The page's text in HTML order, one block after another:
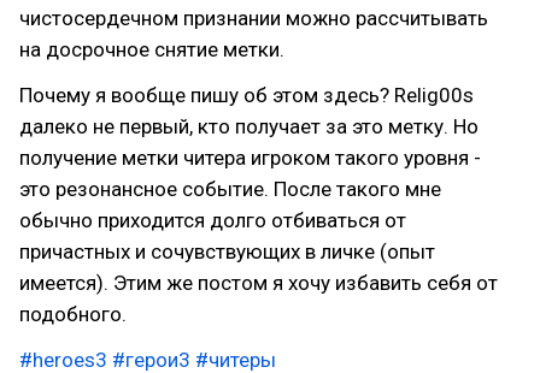
чистосердечном признании можно рассчитывать
на досрочное снятие метки.
Почему я вообще пишу об этом здесь? Relig00s
далеко не первый, кто получает за это метку. Но
получение метки читера игроком такого уровня -
это резонансное событие. После такого мне
обычно приходится долго отбиваться от
причастных и сочувствующих в личке (опыт
имеется). Этим же постом я хочу избавить себя от
подобного.
#heroes3 #герои3 #читеры